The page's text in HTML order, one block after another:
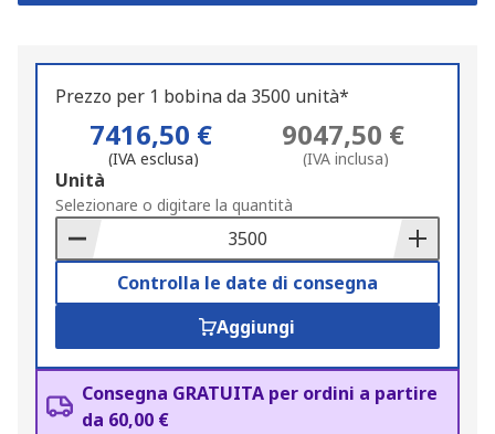
Prezzo per 1 bobina da 3500 unità*
7416,50 €
(IVA esclusa)
9047,50 €
(IVA inclusa)
Add
to
Basket
Unità
Selezionare o digitare la quantità
Controlla le date di consegna
Aggiungi
Consegna GRATUITA per ordini a partire
da 60,00 €